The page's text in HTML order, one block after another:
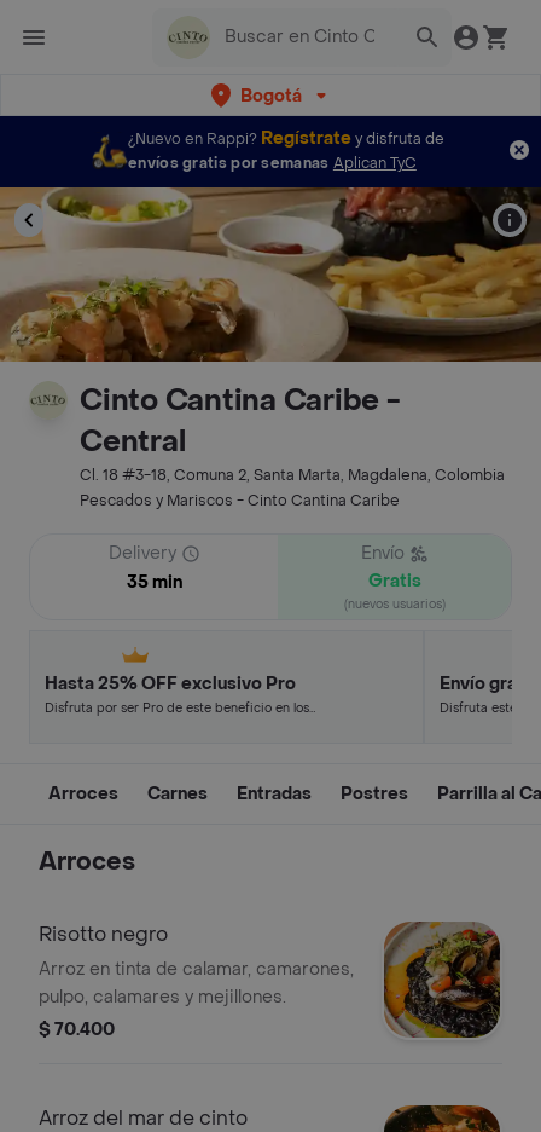
Bogotá
¿Nuevo en Rappi? Regístratey disfruta de
envíos gratis por semanas Aplican TyC
Cinto Cantina Caribe -
Central
Cl. 18 #3-18, Comuna 2, Santa Marta, Magdalena, Colombia
Pescados y Mariscos - Cinto Cantina Caribe
Delivery
35 min
Envío
Gratis
(nuevos usuarios)
Hasta 25% OFF exclusivo Pro
Disfruta por ser Pro de este beneficio en los
Envío
Disfruta este
Arroces Carnes Entradas Postres Parrilla al
Arroces
Risotto negro
Arroz en tinta de calamar, camarones,
pulpo, calamares y mejillones.
$ 70.400
Arroz del mar de cinto